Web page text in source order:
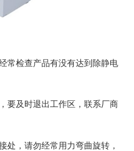
常检查产品有没有达到除静电
要及时退出工作区，联系厂商
处，请勿经常用力弯曲旋转，